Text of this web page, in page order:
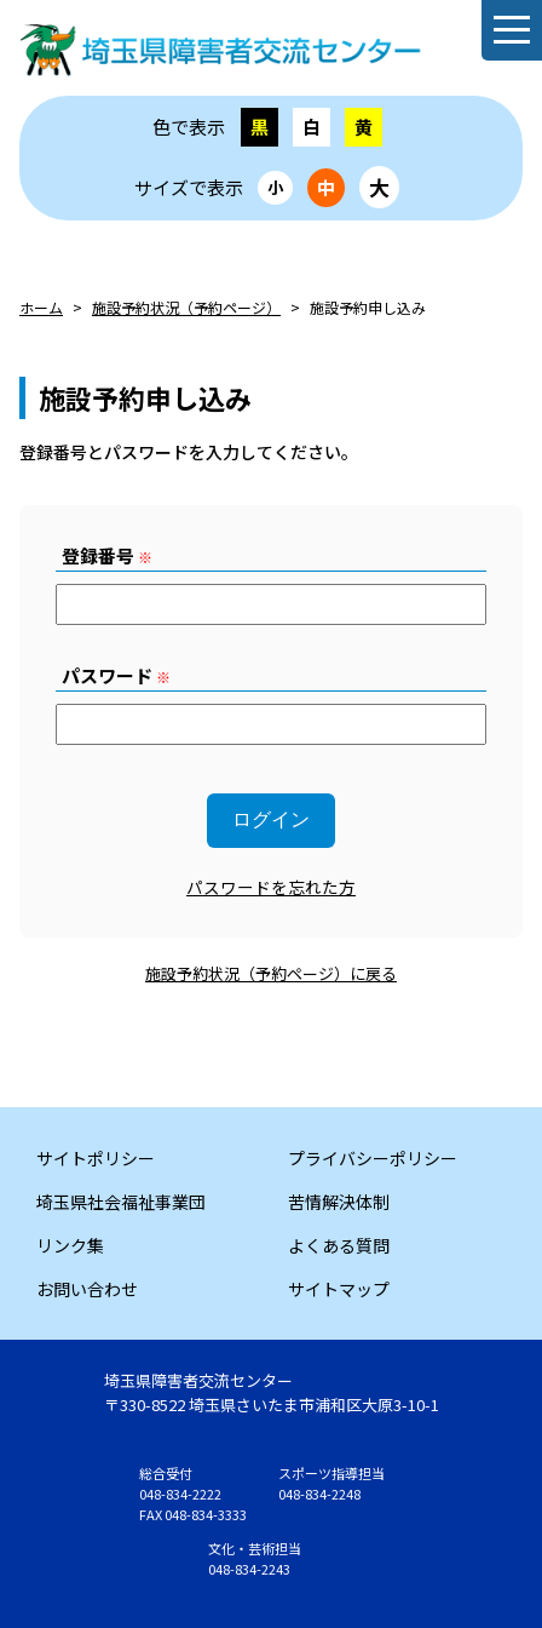
色で表示 黒 白 黄
サイズで表示 小 中 大
ホーム 施設予約状況（予約ページ） 施設予約申し込み
施設予約申し込み
登録番号とパスワードを⼊⼒してください。
登録番号 ※
パスワード ※
パスワードを忘れた方
施設予約状況（予約ページ）に戻る
サイトポリシー
プライバシーポリシー
埼玉県社会福祉事業団
苦情解決体制
リンク集
よくある質問
お問い合わせ
サイトマップ
埼玉県障害者交流センター
〒330-8522 埼玉県さいたま市浦和区大原3-10-1
総合受付
048-834-2222
FAX 048-834-3333
スポーツ指導担当
048-834-2248
文化・芸術担当
048-834-2243